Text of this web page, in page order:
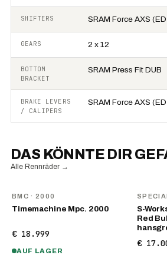
SHIFTERS SRAM Force AXS
GEARS 2 x 12
BOTTOM
BRACKET
SRAM Press Fit DUB
BRAKE LEVERS
/ CALIPERS
SRAM Force AXS
DAS KÖNNTE DIR
Alle Rennräder →
BMC · 2000
Timemachine Mpc. 2000
€ 18.999
AUF LAGER
S-
Red
€